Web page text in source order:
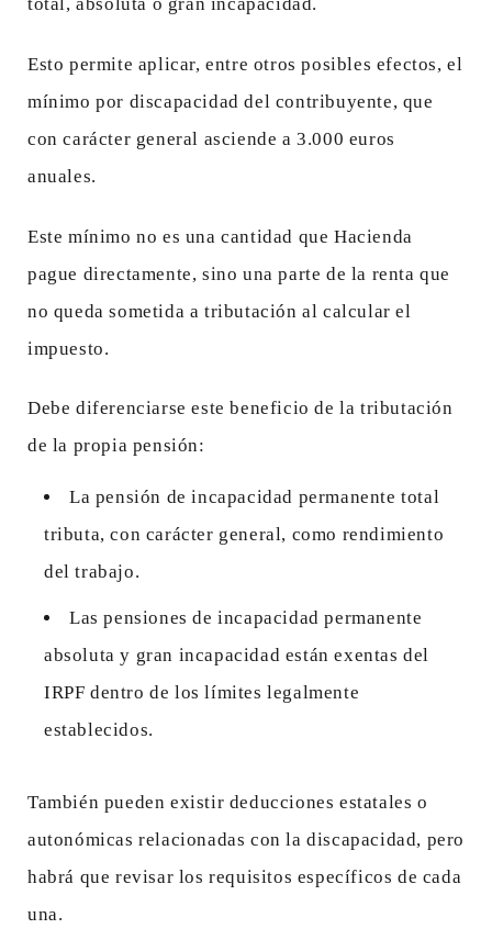
Esto permite aplicar, entre otros posibles efectos, el
mínimo por discapacidad del contribuyente, que
con carácter general asciende a 3.000 euros
anuales.
Este mínimo no es una cantidad que Hacienda
pague directamente, sino una parte de la renta que
no queda sometida a tributación al calcular el
impuesto.
Debe diferenciarse este beneficio de la tributación
de la propia pensión:
La pensión de incapacidad permanente total
tributa, con carácter general, como rendimiento
del trabajo.
Las pensiones de incapacidad permanente
absoluta y gran incapacidad están exentas del
IRPF dentro de los límites legalmente
establecidos.
También pueden existir deducciones estatales o
autonómicas relacionadas con la discapacidad, pero
habrá que revisar los requisitos específicos de cada
una.